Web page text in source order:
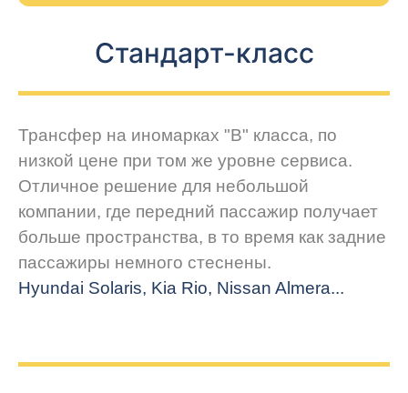
Стандарт-класс
Трансфер на иномарках "В" класса, по
низкой цене при том же уровне сервиса.
Отличное решение для небольшой
компании, где передний пассажир получает
больше пространства, в то время как задние
пассажиры немного стеснены.
Hyundai Solaris, Kia Rio, Nissan Almera...